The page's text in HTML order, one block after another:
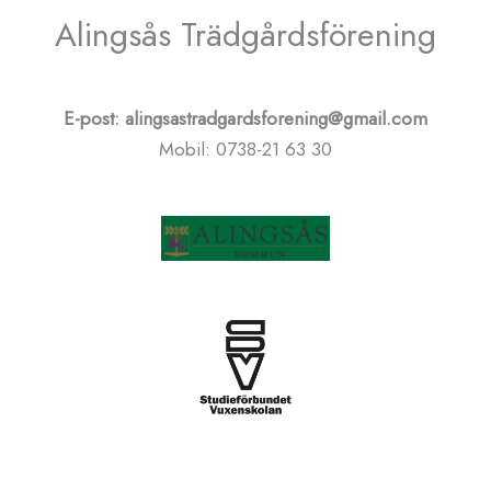
Alingsås Trädgårdsförening
E-post: alingsastradgardsforening@gmail.com
Mobil: 0738-21 63 30